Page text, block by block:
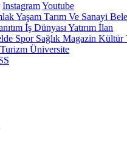
InstagramYoutube
Yaşam Tarım Ve Sanayi
İş Dünyası Yatırım İlan
SporSağlık Magazin Kültür
Turizm Üniversite